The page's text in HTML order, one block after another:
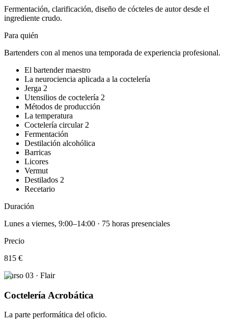
Fermentación, clarificación, diseño de cócteles de autor desde el
ingrediente crudo.
Para quién
Bartenders con al menos una temporada de experiencia profesional.
El bartender maestro
La neurociencia aplicada a la coctelería
Jerga 2
Utensilios de coctelería 2
Métodos de producción
La temperatura
Coctelería circular 2
Fermentación
Destilación alcohólica
Barricas
Licores
Vermut
Destilados 2
Recetario
Duración
Lunes a viernes, 9:00–14:00 · 75 horas presenciales
Precio
815 €
Curso 03 · Flair
Coctelería Acrobática
La parte performática del oficio.